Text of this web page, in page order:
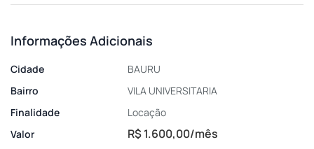
Informações Adicionais
Cidade
BAURU
Bairro
VILA UNIVERSITARIA
Finalidade
Locação
Valor
R$ 1.600,00/mês